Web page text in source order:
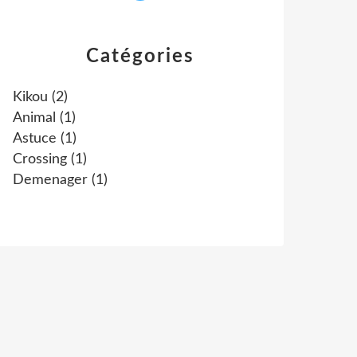
Catégories
Kikou (2)
Animal (1)
Astuce (1)
Crossing (1)
Demenager (1)